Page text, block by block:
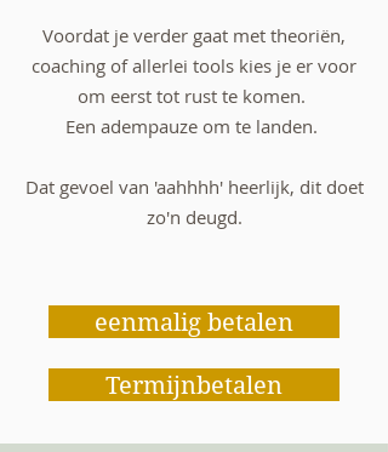
Voordat je verder gaat met theoriën,
coaching of allerlei tools kies je er voor
om eerst tot rust te komen.
Een adempauze om te landen.
Dat gevoel van 'aahhhh' heerlijk, dit doet
zo'n deugd.
eenmalig betalen
Termijnbetalen